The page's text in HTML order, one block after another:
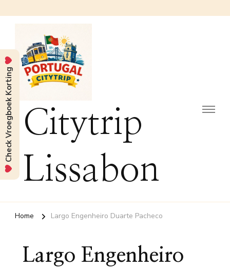
Citytrip
Lissabon
Home Largo Engenheiro Duarte Pacheco
Largo Engenheiro
Check Vroegboek Korting